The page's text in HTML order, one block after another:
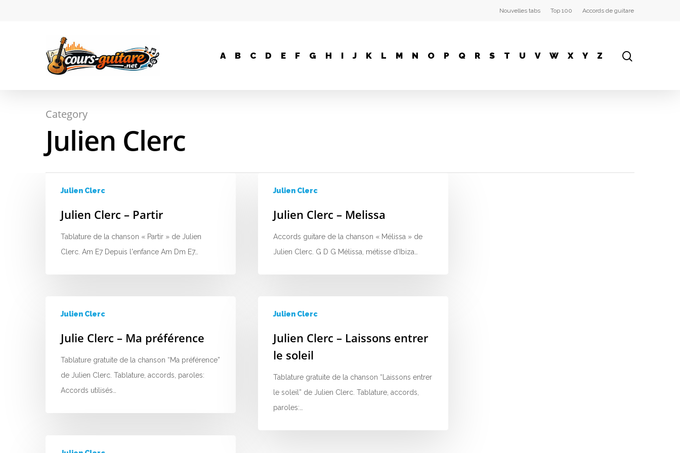
Nouvelles tabs Top 100 Accords de guitare
Hit enter to search or ESC to close
A B C D E F G H I J K L M N O P Q R S T U V W X Y Z
Category
Julien Clerc
Julien Clerc
Julien Clerc – Partir
Tablature de la chanson « Partir » de Julien
Clerc. Am E7 Depuis l'enfance Am Dm E7…
Julien Clerc
Julien Clerc – Melissa
Accords guitare de la chanson « Mélissa » de
Julien Clerc. G D G Mélissa, métisse d'Ibiza…
Julien Clerc
Julie Clerc – Ma préférence
Tablature gratuite de la chanson “Ma préférence”
de Julien Clerc. Tablature, accords, paroles:
Accords utilisés…
Julien Clerc
Julien Clerc – Laissons entrer
le soleil
Tablature gratuite de la chanson “Laissons entrer
le soleil” de Julien Clerc. Tablature, accords,
paroles:…